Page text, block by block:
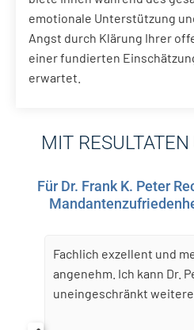
emotionale Unterstützung
Angst durch Klärung Ihrer
einer fundierten
erwartet.
MIT
Für Dr. Frank K. Peter
Fachlich exzellent und
angenehm. Ich kann Dr.
uneingeschränkt